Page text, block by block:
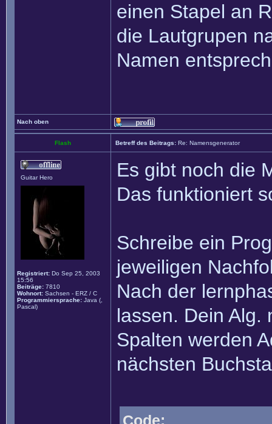
einen Stapel an
die Lautgrupen
Namen
Nach oben
Flash Betreff des Beitrags: Re: Namensgenerator
Guitar Hero
Registriert: Do Sep 25, 2003
15:56
Beiträge: 7810
Wohnort: Sachsen - ERZ / C
Programmiersprache: Java (,
Pascal)
Es gibt noch die
Das funktioniert
Schreibe ein
jeweiligen
Nach der
lassen. Dein Alg.
Spalten werden
nächsten
Code: